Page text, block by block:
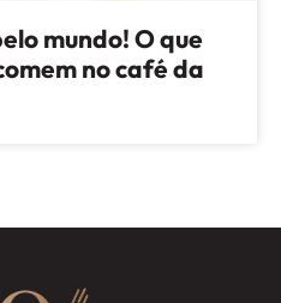
mundo! O que
no café da